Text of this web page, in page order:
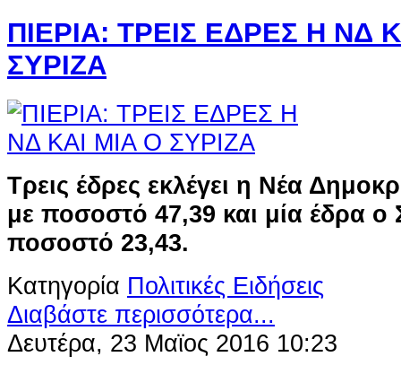
ΠΙΕΡΙΑ: ΤΡΕΙΣ ΕΔΡΕΣ Η ΝΔ
ΣΥΡΙΖΑ
Τρεις έδρες εκλέγει η Νέα
με ποσοστό 47,39 και μία έδρα ο
ποσοστό 23,43.
Κατηγορία Πολιτικές Ειδήσεις
Διαβάστε περισσότερα...
Δευτέρα, 23 Μαϊος 2016 10:23